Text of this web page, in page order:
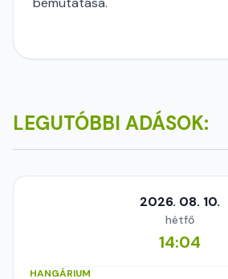
LEGUTÓBBI ADÁSOK:
2026. 08. 10.
hétfő
14:04
HANGÁRIUM